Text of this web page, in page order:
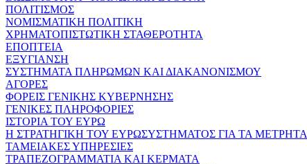
ΠΟΛΙΤΙΣΜΟΣ
ΝΟΜΙΣΜΑΤΙΚΗ ΠΟΛΙΤΙΚΗ
ΧΡΗΜΑΤΟΠΙΣΤΩΤΙΚΗ ΣΤΑΘΕΡΟΤΗΤΑ
ΕΠΟΠΤΕΙΑ
ΕΞΥΓΙΑΝΣΗ
ΣΥΣΤΗΜΑΤΑ ΠΛΗΡΩΜΩΝ ΚΑΙ ΔΙΑΚΑΝΟΝΙΣΜΟΥ
ΑΓΟΡΕΣ
ΦΟΡΕΙΣ ΓΕΝΙΚΗΣ ΚΥΒΕΡΝΗΣΗΣ
ΓΕΝΙΚΕΣ ΠΛΗΡΟΦΟΡΙΕΣ
ΙΣΤΟΡΙΑ ΤΟΥ ΕΥΡΩ
Η ΣΤΡΑΤΗΓΙΚΗ ΤΟΥ ΕΥΡΩΣΥΣΤΗΜΑΤΟΣ ΓΙΑ ΤΑ ΜΕΤΡΗΤΑ
ΤΑΜΕΙΑΚΕΣ ΥΠΗΡΕΣΙΕΣ
ΤΡΑΠΕΖΟΓΡΑΜΜΑΤΙΑ ΚΑΙ ΚΕΡΜΑΤΑ